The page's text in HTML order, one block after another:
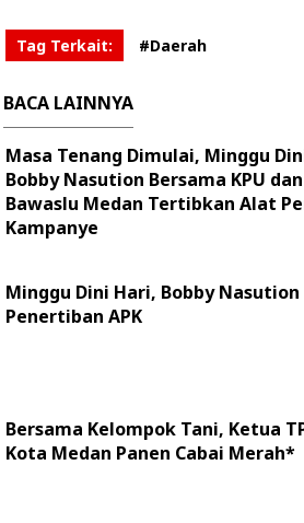
Tag Terkait: #Daerah
BACA LAINNYA
Masa Tenang Dimulai, Minggu
Bobby Nasution Bersama KPU dan
Bawaslu Medan Tertibkan Alat
Kampanye
Minggu Dini Hari, Bobby
Penertiban APK
Bersama Kelompok Tani, Ketua
Kota Medan Panen Cabai Merah*